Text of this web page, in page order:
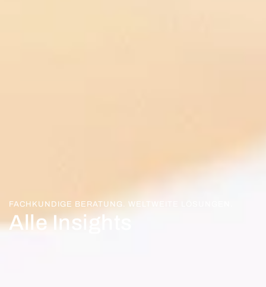
FACHKUNDIGE BERATUNG. WELTWEITE LÖSUNGEN.
Alle Insights